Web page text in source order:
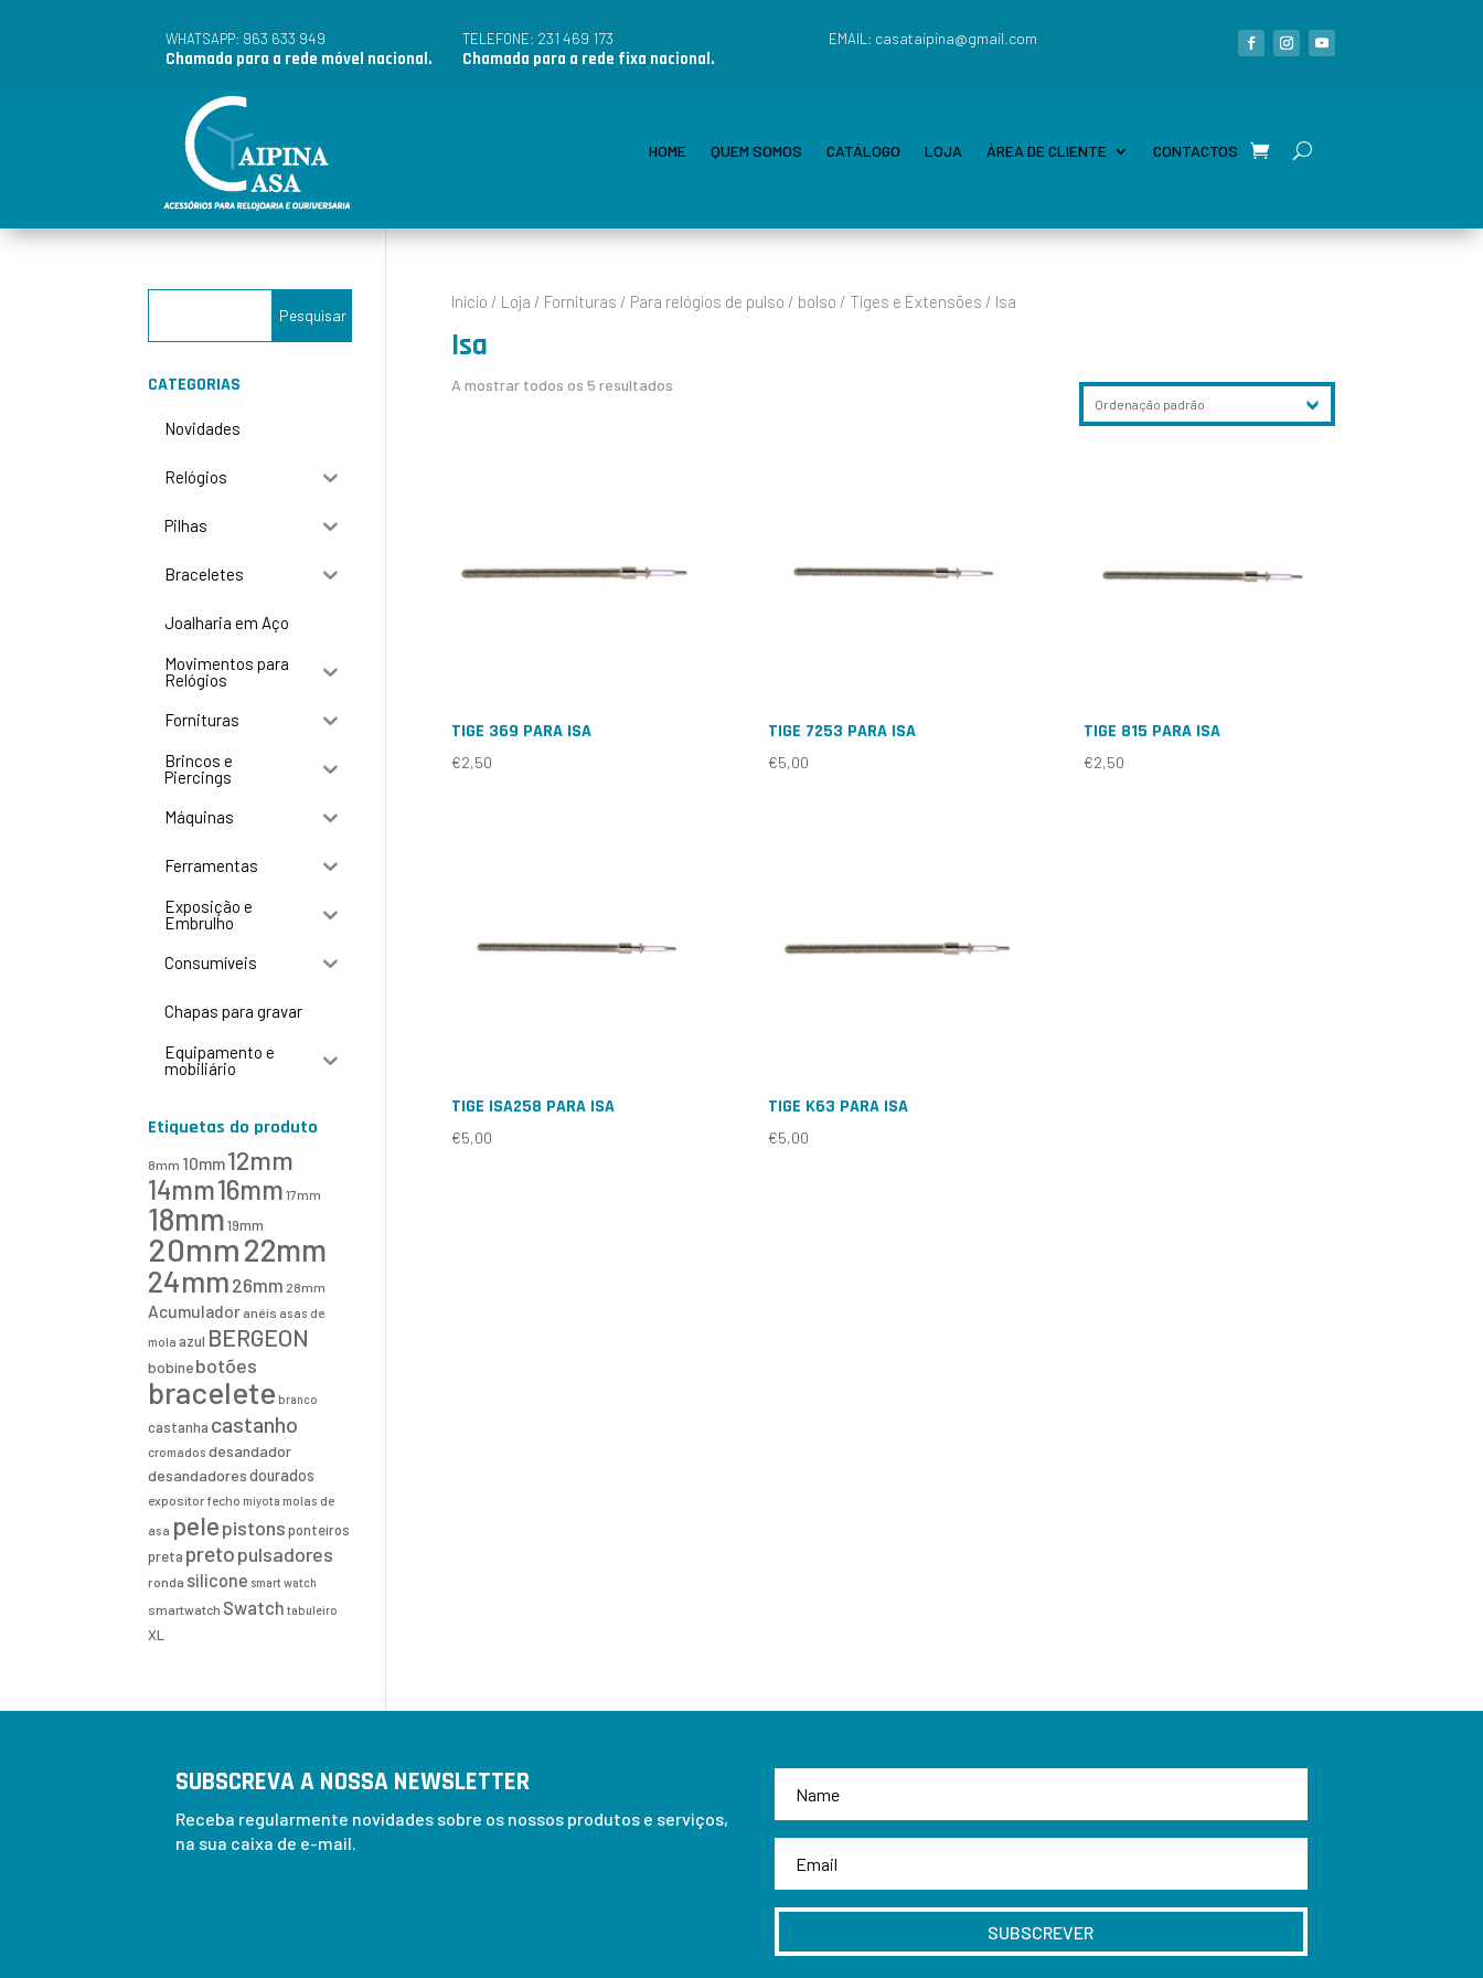
WHATSAPP: 963 633 949
Chamada para a rede móvel nacional.
TELEFONE: 231 469 173
Chamada para a rede fixa nacional.
EMAIL: casataipina@gmail.com
HOME QUEM SOMOS CATÁLOGO LOJA ÁREA DE CLIENTE CONTACTOS
Início / Loja / Fornituras / Para relógios de pulso / bolso / Tiges e Extensões / Isa
Isa
A mostrar todos os 5 resultados
TIGE 369 PARA ISA
€2,50
TIGE 7253 PARA ISA
€5,00
TIGE 815 PARA ISA
€2,50
TIGE ISA258 PARA ISA
€5,00
TIGE K63 PARA ISA
€5,00
CATEGORIAS
Novidades
Relógios
Pilhas
Braceletes
Joalharia em Aço
Movimentos para
Relógios
Fornituras
Brincos e
Piercings
Máquinas
Ferramentas
Exposição e
Embrulho
Consumíveis
Chapas para gravar
Equipamento e
mobiliário
Etiquetas do produto
8mm 10mm12mm
14mm16mm 17mm
18mm 19mm
20mm22mm
24mm 26mm 28mm
Acumulador anéis asas de
mola azul BERGEON
bobinebotões
bracelete branco
castanha castanho
cromados desandador
desandadores dourados
expositor fecho miyota molas de
asa pelepistons ponteiros
preta pretopulsadores
ronda silicone smart watch
smartwatch Swatch tabuleiro
XL
SUBSCREVA A NOSSA NEWSLETTER
Receba regularmente novidades sobre os nossos produtos e serviços,
na sua caixa de e-mail.
SUBSCREVER